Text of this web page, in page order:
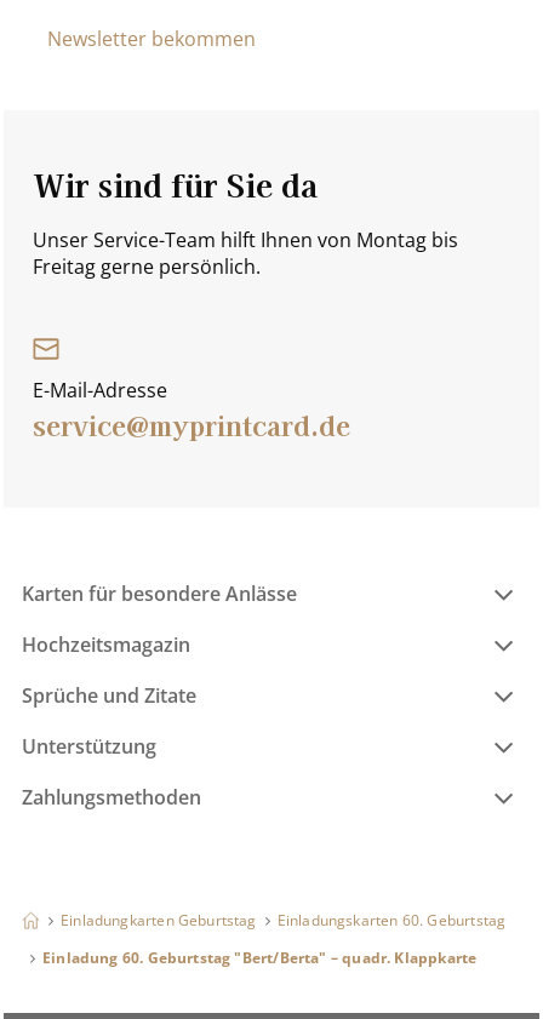
Newsletter bekommen
Wir sind für Sie da
Unser Service-Team hilft Ihnen von Montag bis
Freitag gerne persönlich.
E-Mail-Adresse
service@myprintcard.de
Karten für besondere Anlässe
Hochzeitsmagazin
Sprüche und Zitate
Unterstützung
Zahlungsmethoden
Einladungkarten Geburtstag
Einladungskarten 60. Geburtstag
Einladung 60. Geburtstag "Bert/Berta" – quadr. Klappkarte